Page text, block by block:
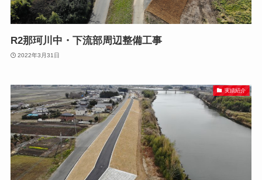
R2那珂川中・下流部周辺整備工事
2022年3月31日
実績紹介